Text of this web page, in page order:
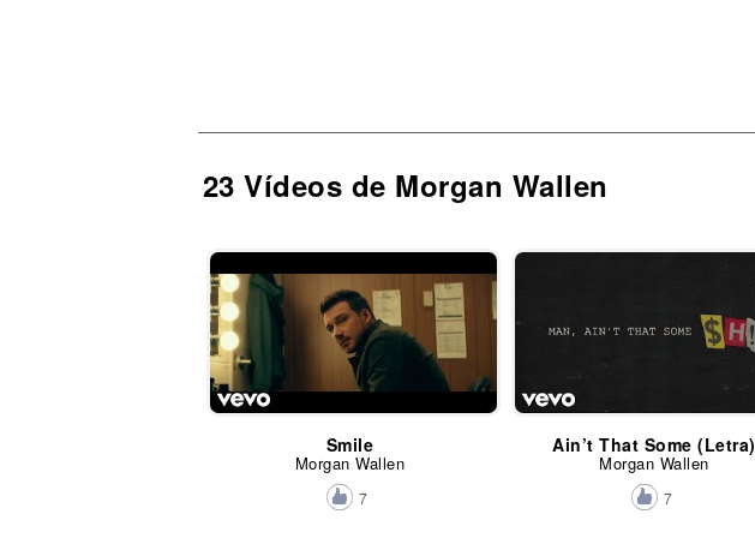
23 Vídeos de Morgan Wallen
Smile
Morgan Wallen
7
Ain’t That Some (Letra)
Morgan Wallen
7